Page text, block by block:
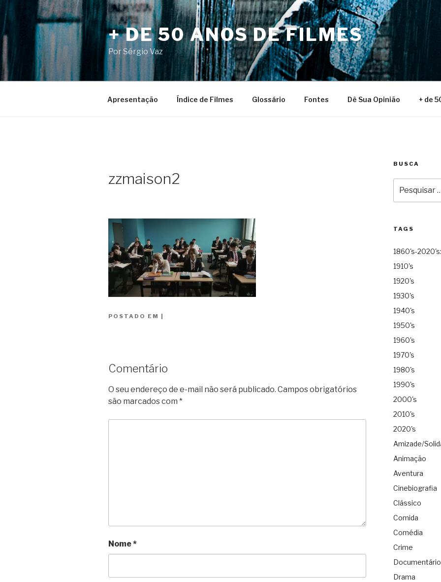
para
o
conteúdo
+ DE 50 ANOS DE FILMES
Por Sérgio Vaz
Apresentação Índice de Filmes Glossário Fontes Dê Sua Opinião + de
zzmaison2
POSTADO EM
Comentário
O seu endereço de e-mail não será publicado. Campos obrigatórios
são marcados com *
Nome*
BUSCA
por:
TAGS
1860's-
1910's
1920's
1930's
1940's
1950's
1960's
1970's
1980's
1990's
2000's
2010's
2020's
Amizade/
Animação
Aventura
Cinebiografia
Clássico
Comida
Comédia
Crime
Documentário
Drama